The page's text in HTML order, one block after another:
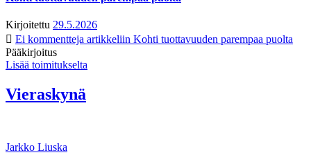
Kirjoitettu 29.5.2026
Ei kommentteja artikkeliin Kohti tuottavuuden parempaa puolta
Pääkirjoitus
Lisää toimitukselta
Vieraskynä
Jarkko Liuska